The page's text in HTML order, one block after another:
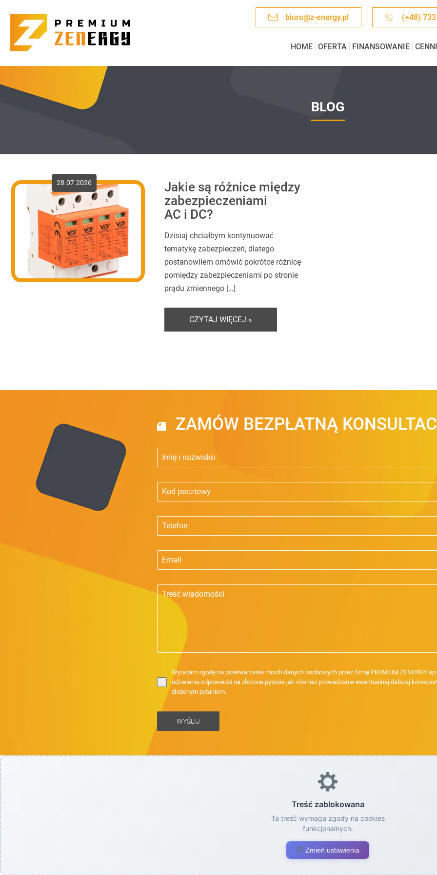
biuro@z-energy.pl (+48)
HOME OFERTA FINANSOWANIE
BLOG
28.07.2026
Jakie są różnice między
zabezpieczeniami
AC i DC?
Dzisiaj chciałbym kontynuować
tematykę zabezpieczeń, dlatego
postanowiłem omówić pokrótce różnicę
pomiędzy zabezpieczeniami po stronie
prądu zmiennego […]
CZYTAJ WIĘCEJ »
ZAMÓW BEZPŁATNĄ
Wyrażam zgodę na przetwarzanie moich danych osobowych przez firmę PREMIUM ZENERGY
udzielenia odpowiedzi na złożone pytanie jak również prowadzenie ewentualnej dalszej
złożonym pytaniem.
WYŚLIJ
Treść zablokowana
Ta treść wymaga zgody na cookies
funkcjonalnych.
Zmień ustawienia